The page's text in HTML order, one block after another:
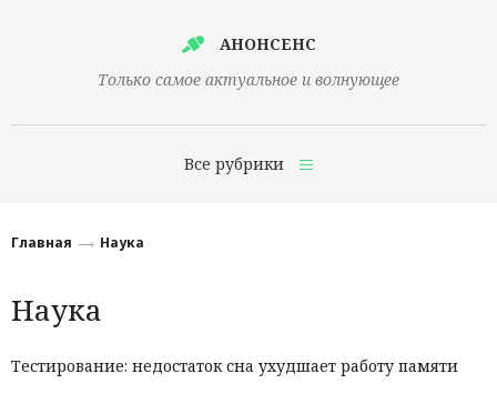
АНОНСЕНС
Только самое актуальное и волнующее
Все рубрики
Технологии
Главная Наука
Наука
Тестирование: недостаток сна ухудшает работу памяти